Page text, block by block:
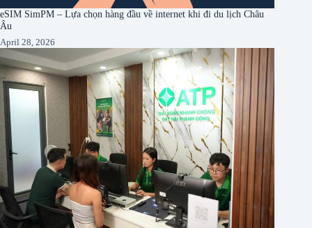
eSIM SimPM – Lựa chọn hàng đầu về internet khi đi du lịch Châu
Âu
April 28, 2026